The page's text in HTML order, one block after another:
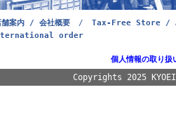
舗案内 / 会社概要 /
Tax-Free Store /
order
個人情報の取り扱
Copyrights 2025